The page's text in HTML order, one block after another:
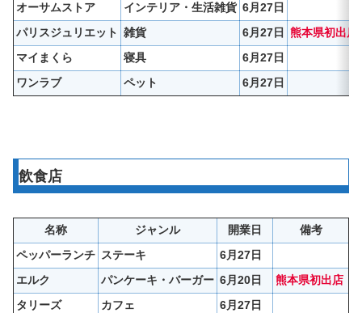
オーサムストア インテリア・生活雑貨 6月27日
パリスジュリエット 雑貨 6月27日 熊本県初出店
マイまくら 寝具 6月27日
ワンラブ ペット 6月27日
飲食店
名称 ジャンル 開業日 備考
ペッパーランチ ステーキ 6月27日
エルク パンケーキ・バーガー 6月20日 熊本県初出店
タリーズ カフェ 6月27日